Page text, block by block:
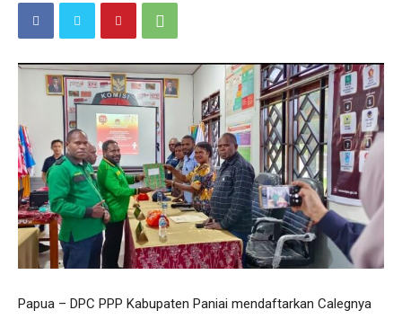
Papua – DPC PPP Kabupaten Paniai mendaftarkan Calegnya